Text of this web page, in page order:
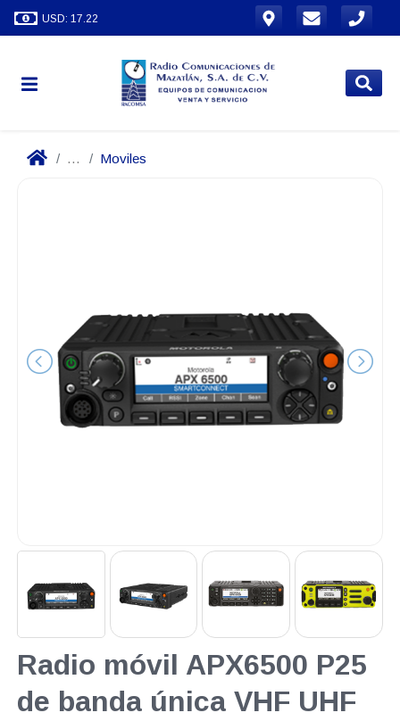
USD: 17.22
... Moviles
Radio móvil APX6500 P25
de banda única VHF UHF